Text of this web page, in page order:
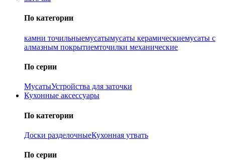
По категории
камни точильныемусатымусаты керамическиемусаты с
алмазным покрытиемточилки механические
По серии
МусатыУстройства для заточки
Кухонные аксессуары
По категории
Доски разделочныеКухонная утвать
По серии